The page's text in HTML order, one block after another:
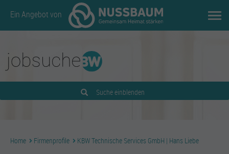
Ein Angebot von
Suche einblenden
Home Firmenprofile KBW Technische Services GmbH | Hans Liebe